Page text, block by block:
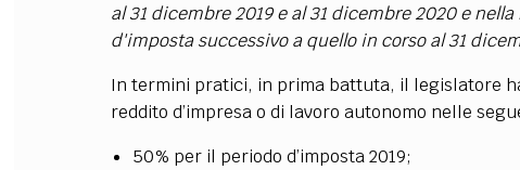
al 31 dicembre 2019 e al 31 dicembre 2020 e
d'imposta successivo a quello in corso al 31
In termini pratici, in prima battuta, il legislatore
reddito d’impresa o di lavoro autonomo nelle
50% per il periodo d’imposta 2019;